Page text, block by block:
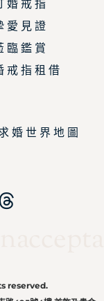
婚 戒 指
愛 見 證
臨 鑑 賞
戒 指 租 借
婚 世 界 地 圖
reserved.